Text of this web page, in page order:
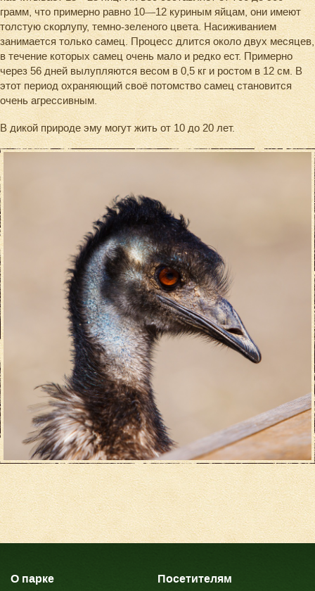
грамм, что примерно равно 10—12 куриным яйцам, они имеют
толстую скорлупу, темно-зеленого цвета. Насиживанием
занимается только самец. Процесс длится около двух месяцев,
в течение которых самец очень мало и редко ест. Примерно
через 56 дней вылупляются весом в 0,5 кг и ростом в 12 см. В
этот период охраняющий своё потомство самец становится
очень агрессивным.
В дикой природе эму могут жить от 10 до 20 лет.
О парке Посетителям